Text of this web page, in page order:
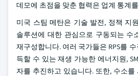
데모에 초점을 맞춘 협력은 업계 통계
미국 스팀 메탄은 기술 발전, 정책 지
솔루션에 대한 관심으로 구동되는 수
재구성합니다. 여러 국가들은 RPS를
득할 수 있는 재생 가능한 에너지원,
자를 추진하고 있습니다. 또한, 수소